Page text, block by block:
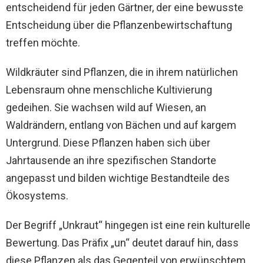
entscheidend für jeden Gärtner, der eine bewusste
Entscheidung über die Pflanzenbewirtschaftung
treffen möchte.
Wildkräuter sind Pflanzen, die in ihrem natürlichen
Lebensraum ohne menschliche Kultivierung
gedeihen. Sie wachsen wild auf Wiesen, an
Waldrändern, entlang von Bächen und auf kargem
Untergrund. Diese Pflanzen haben sich über
Jahrtausende an ihre spezifischen Standorte
angepasst und bilden wichtige Bestandteile des
Ökosystems.
Der Begriff „Unkraut“ hingegen ist eine rein kulturelle
Bewertung. Das Präfix „un“ deutet darauf hin, dass
diese Pflanzen als das Gegenteil von erwünschtem